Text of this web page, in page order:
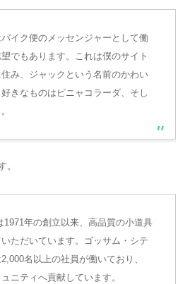
イク便のメッセンジャーとして働
でもあります。これは僕のサイト
み、ジャックという名前のかわい
きなものはピニャコラーダ、そし
。
年の創立以来、高品質の小道具
ただいています。ゴッサム・シテ
名以上の社員が働いており、
ニティへ貢献しています。